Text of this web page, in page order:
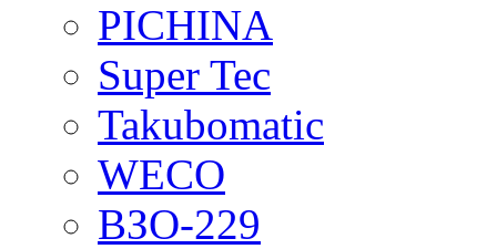
PICHINA
Super Tec
Takubomatic
WECO
ВЗО-229